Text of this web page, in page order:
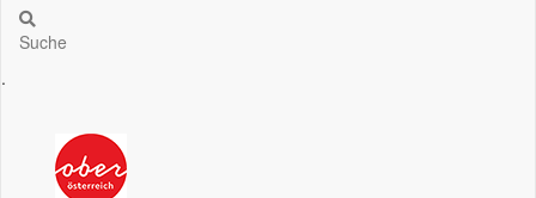
Suche
.